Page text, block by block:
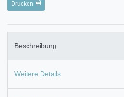
Drucken
Beschreibung
Weitere Details